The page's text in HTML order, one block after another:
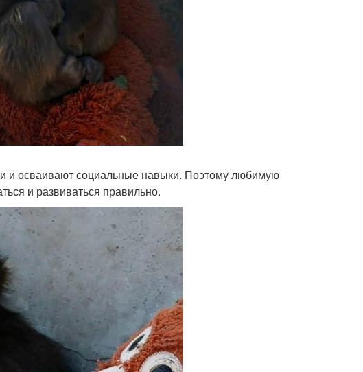
и осваивают социальные навыки. Поэтому любимую
и развиваться правильно.